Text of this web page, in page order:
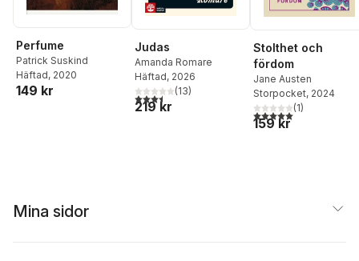
Perfume
Patrick Suskind
Häftad, 2020
149 kr
Judas
Amanda Romare
Häftad, 2026
3,5utav 5 stjärnor. Totalt antal röster:
(13)
219 kr
Stolthet och
fördom
Jane Austen
Storpocket, 2024
5,0utav 5 stjärnor.
(1)
159 kr
Mina sidor